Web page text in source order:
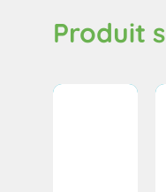
Produit